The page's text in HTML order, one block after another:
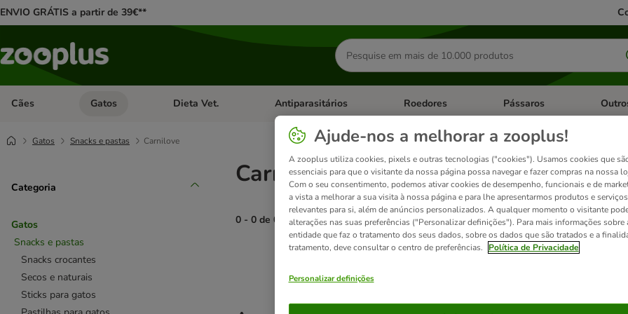
ENVIO GRÁTIS a partir de 39€**
Pesquisar
produtos
Cães Abrir menu de categoria: Cães
Gatos Abrir menu de categoria: Gatos
Dieta Vet. Abrir menu de categoria: Dieta Vet.
Antiparasitários Abrir menu de categoria: Antiparasitários
Roedores Abrir menu de categoria:
Pássaros Abrir
Gatos Snacks e pastas Carnilove
Categoria
Gatos
Snacks e pastas
Snacks crocantes
Secos e naturais
Sticks para gatos
Carnilove snacks para gatos
0 - 0 de 0 resultados
product items have been changed
Ajude-nos a melhorar a zooplus!
A zooplus utiliza cookies, pixels e outras tecnologias ("cookies"). Usamos cookies que
essenciais para que o visitante da nossa página possa navegar e fazer compras na nossa
Com o seu consentimento, podemos ativar cookies de desempenho, funcionais e de
a vista a melhorar a sua visita à nossa página e para lhe apresentarmos produtos e serviços
relevantes para si, além de anúncios personalizados. A qualquer momento o visitante
alterações nas suas preferências ("Personalizar definições"). Para mais informações sobre
entidade que faz o tratamento dos seus dados, sobre os dados que são tratados e a
tratamento, deve consultar o centro de preferências.
Política de Privacidade
Personalizar definições